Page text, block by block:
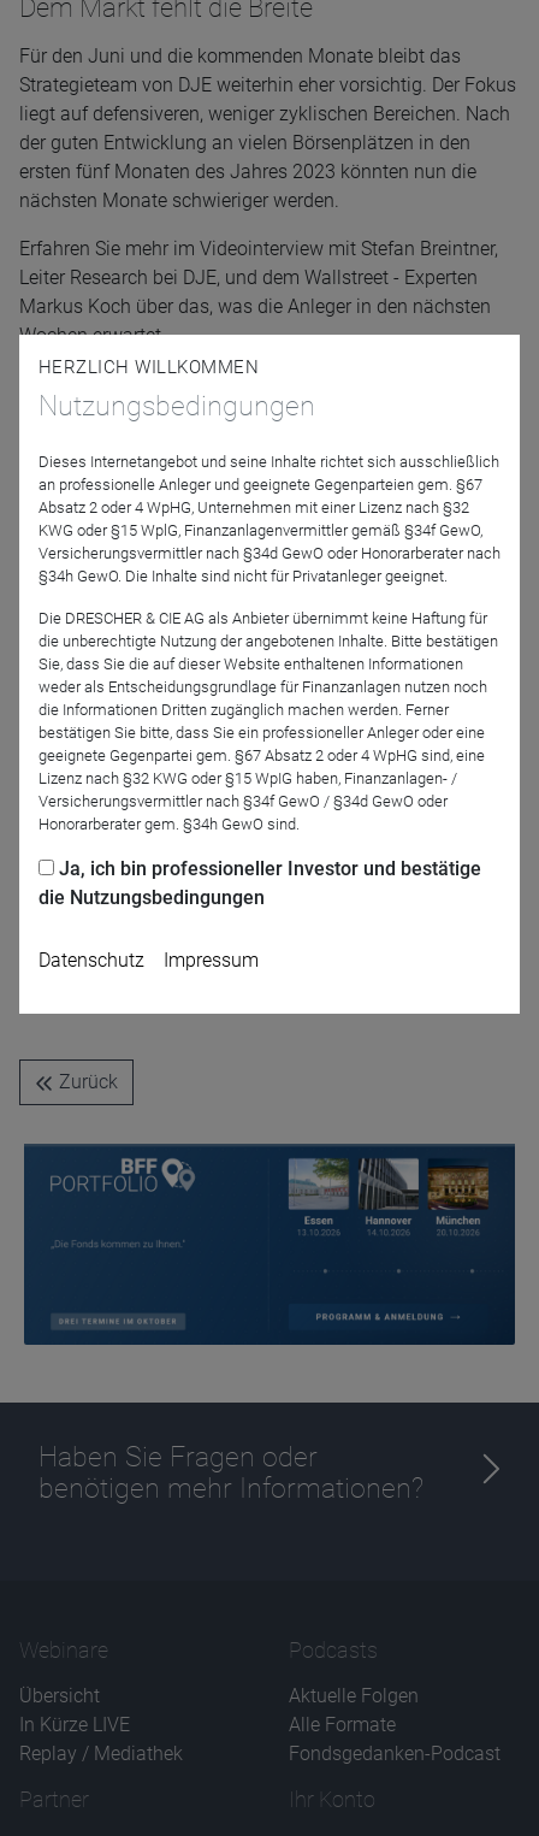
Dem Markt fehlt die Breite
Für den Juni und die kommenden Monate bleibt das
Strategieteam von DJE weiterhin eher vorsichtig. Der Fokus
liegt auf defensiveren, weniger zyklischen Bereichen. Nach
der guten Entwicklung an vielen Börsenplätzen in den
ersten fünf Monaten des Jahres 2023 könnten nun die
nächsten Monate schwieriger werden.
Erfahren Sie mehr im Videointerview mit Stefan Breintner,
Leiter Research bei DJE, und dem Wallstreet - Experten
Markus Koch über das, was die Anleger in den nächsten
Wochen erwartet.
Referenten
Stefan Breintner
DJE Kapital AG
Moderation
Zurück
Haben Sie Fragen oder
benötigen mehr Informationen?
Webinare
Übersicht
In Kürze LIVE
Replay / Mediathek
Podcasts
Aktuelle Folgen
Alle Formate
Fondsgedanken-Podcast
Partner Ihr Konto
HERZLICH WILLKOMMEN
Nutzungsbedingungen
Dieses Internetangebot und seine Inhalte richtet sich ausschließlich
an professionelle Anleger und geeignete Gegenparteien gem. §67
Absatz 2 oder 4 WpHG, Unternehmen mit einer Lizenz nach §32
KWG oder §15 WplG, Finanzanlagenvermittler gemäß §34f GewO,
Versicherungsvermittler nach §34d GewO oder Honorarberater nach
§34h GewO. Die Inhalte sind nicht für Privatanleger geeignet.
Die DRESCHER & CIE AG als Anbieter übernimmt keine Haftung für
die unberechtigte Nutzung der angebotenen Inhalte. Bitte bestätigen
Sie, dass Sie die auf dieser Website enthaltenen Informationen
weder als Entscheidungsgrundlage für Finanzanlagen nutzen noch
die Informationen Dritten zugänglich machen werden. Ferner
bestätigen Sie bitte, dass Sie ein professioneller Anleger oder eine
geeignete Gegenpartei gem. §67 Absatz 2 oder 4 WpHG sind, eine
Lizenz nach §32 KWG oder §15 WpIG haben, Finanzanlagen- /
Versicherungsvermittler nach §34f GewO / §34d GewO oder
Honorarberater gem. §34h GewO sind.
Ja, ich bin professioneller Investor und bestätige
die Nutzungsbedingungen
Datenschutz Impressum
Name
CPref
Zweck